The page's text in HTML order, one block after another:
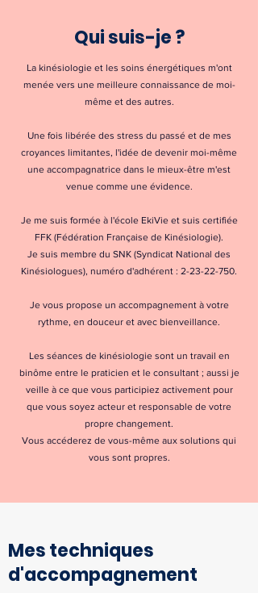
Qui suis-je ?
La kinésiologie et les soins énergétiques m'ont
menée vers une meilleure connaissance de moi-
même et des autres.
Une fois libérée des stress du passé et de mes
croyances limitantes, l'idée de devenir moi-même
une accompagnatrice dans le mieux-être m'est
venue comme une évidence.
Je me suis formée à l'école EkiVie et suis certifiée
FFK (Fédération Française de Kinésiologie).
Je suis membre du SNK (Syndicat National des
Kinésiologues), numéro d'adhérent : 2-23-22-750.
Je vous propose un accompagnement à votre
rythme, en douceur et avec bienveillance.
Les séances de kinésiologie sont un travail en
binôme entre le praticien et le consultant ; aussi je
veille à ce que vous participiez activement pour
que vous soyez acteur et responsable de votre
propre changement.
Vous accéderez de vous-même aux solutions qui
vous sont propres.
Mes techniques
d'accompagnement